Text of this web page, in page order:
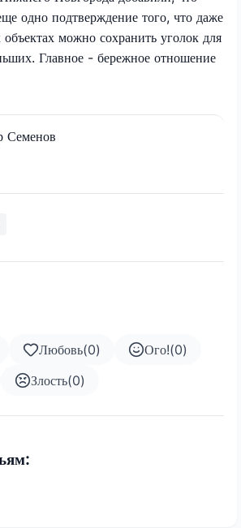
одно подтверждение того, что даже
можно сохранить уголок для
Главное - бережное отношение
Семенов
Любовь(0) Ого!(0)
Злость(0)